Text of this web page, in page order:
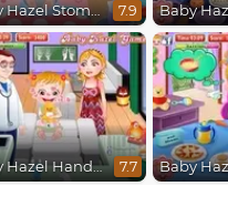
Baby Hazel Stomach Care 7.9
Baby Hazel Hand Fracture 7.7